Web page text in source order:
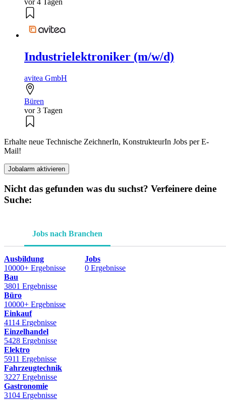
vor 4 Tagen
Industrielektroniker (m/w/d)
avitea GmbH
Büren
vor 3 Tagen
Erhalte neue Technische ZeichnerIn, KonstrukteurIn Jobs per E-
Mail!
Jobalarm aktivieren
Nicht das gefunden was du suchst? Verfeinere deine
Suche:
Jobs nach Branchen
Ausbildung
10000+ Ergebnisse
Bau
3801 Ergebnisse
Büro
10000+ Ergebnisse
Einkauf
4114 Ergebnisse
Einzelhandel
5428 Ergebnisse
Elektro
5911 Ergebnisse
Fahrzeugtechnik
3227 Ergebnisse
Gastronomie
3104 Ergebnisse
Jobs
0 Ergebnisse